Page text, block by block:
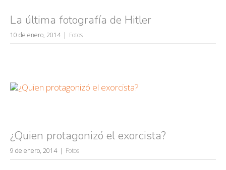
La última fotografía de Hitler
10 de enero, 2014 Fotos
¿Quien protagonizó el exorcista?
9 de enero, 2014 Fotos